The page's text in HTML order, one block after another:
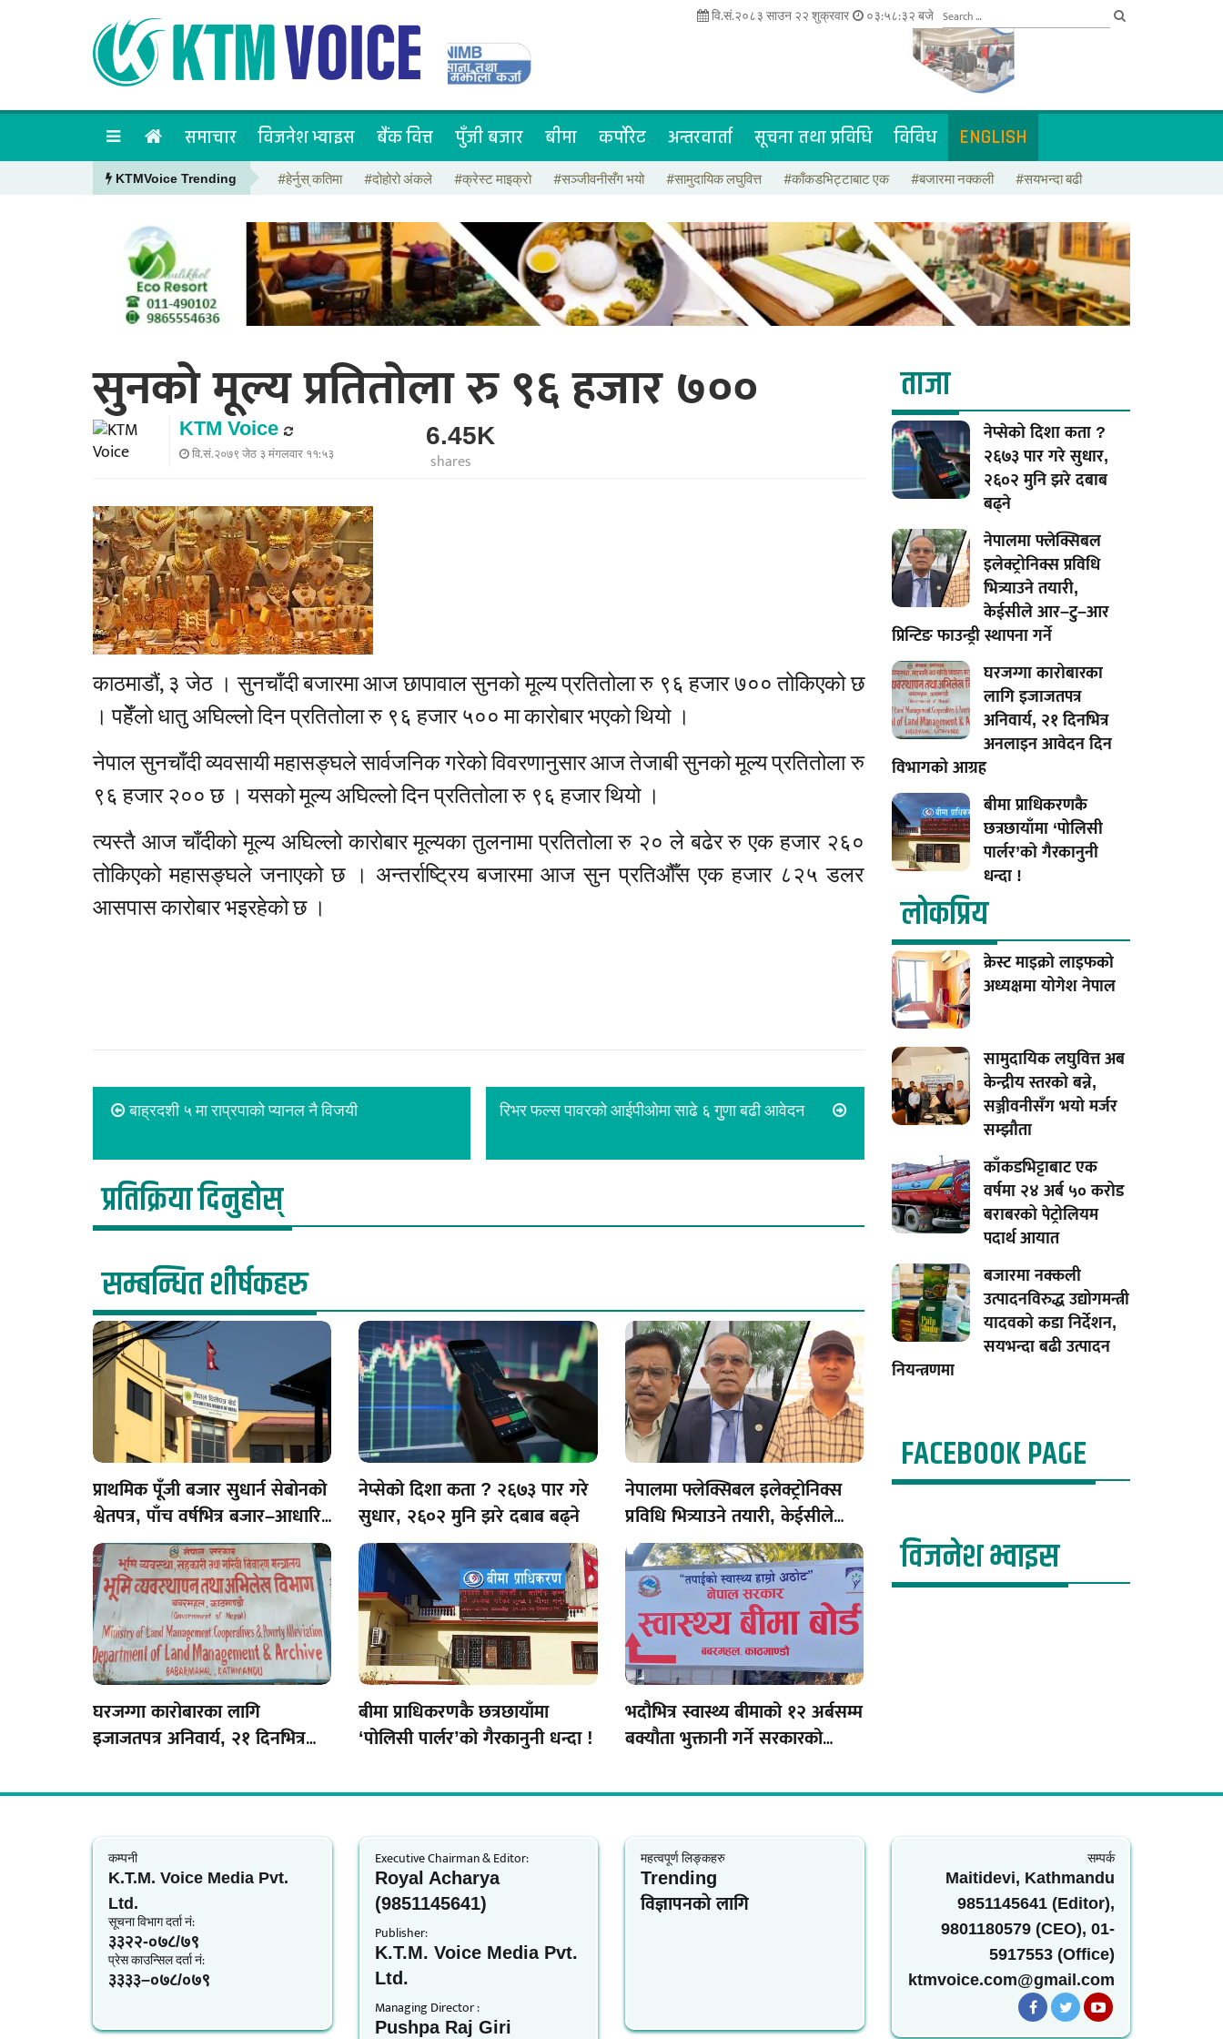
वि.सं.२०८३ साउन २२ शुक्रवार ०३:५८:३२ बजे
समाचार विजनेश भ्वाइस बैंक वित्त पुँजी बजार बीमा कर्पोरेट अन्तरवार्ता सूचना तथा प्रविधि विविध ENGLISH
KTMVoice Trending #हेर्नुस् कतिमा #दोहोरो अंकले #क्रेस्ट माइक्रो #सञ्जीवनीसँग भयो #सामुदायिक लघुवित्त #काँकडभिट्टाबाट एक #बजारमा नक्कली #सयभन्दा बढी
सुनको मूल्य प्रतितोला रु ९६ हजार ७००
KTM Voice
वि.सं.२०७९ जेठ ३ मंगलवार ११:५३
6.45K
shares
काठमाडौं, ३ जेठ । सुनचाँदी बजारमा आज छापावाल सुनको मूल्य प्रतितोला रु ९६ हजार ७०० तोकिएको छ
। पहेँलो धातु अघिल्लो दिन प्रतितोला रु ९६ हजार ५०० मा कारोबार भएको थियो ।
नेपाल सुनचाँदी व्यवसायी महासङ्घले सार्वजनिक गरेको विवरणानुसार आज तेजाबी सुनको मूल्य प्रतितोला रु
९६ हजार २०० छ । यसको मूल्य अघिल्लो दिन प्रतितोला रु ९६ हजार थियो ।
त्यस्तै आज चाँदीको मूल्य अघिल्लो कारोबार मूल्यका तुलनामा प्रतितोला रु २० ले बढेर रु एक हजार २६०
तोकिएको महासङ्घले जनाएको छ । अन्तर्राष्ट्रिय बजारमा आज सुन प्रतिऔँस एक हजार ८२५ डलर
आसपास कारोबार भइरहेको छ ।
बाह्रदशी ५ मा राप्रपाको प्यानल नै विजयी रिभर फल्स पावरको आईपीओमा साढे ६ गुुणा बढी आवेदन
प्रतिक्रिया दिनुहोस्
सम्बन्धित शीर्षकहरु
प्राथमिक पूँजी बजार सुधार्न सेबोनको
श्वेतपत्र, पाँच वर्षभित्र बजार–आधारित
मूल्य निर्धारणको लक्ष्य
नेप्सेको दिशा कता ? २६७३ पार गरे
सुधार, २६०२ मुनि झरे दबाब बढ्ने
नेपालमा फ्लेक्सिबल इलेक्ट्रोनिक्स
प्रविधि भित्र्याउने तयारी, केईसीले
आर–टु–आर प्रिन्टिङ फाउन्ड्री स्थापना
गर्ने
घरजग्गा कारोबारका लागि
इजाजतपत्र अनिवार्य, २१ दिनभित्र
आग्रह
बीमा प्राधिकरणकै छत्रछायाँमा
‘पोलिसी पार्लर’को गैरकानुनी धन्दा !
भदौभित्र स्वास्थ्य बीमाको १२ अर्बसम्म
बक्यौता भुक्तानी गर्ने सरकारको
ताजा
नेप्सेको दिशा कता ?
२६७३ पार गरे सुधार,
२६०२ मुनि झरे दबाब
बढ्ने
नेपालमा फ्लेक्सिबल
इलेक्ट्रोनिक्स प्रविधि
भित्र्याउने तयारी,
केईसीले आर–टु–आर
प्रिन्टिङ फाउन्ड्री स्थापना गर्ने
घरजग्गा कारोबारका
लागि इजाजतपत्र
अनिवार्य, २१ दिनभित्र
अनलाइन आवेदन दिन
विभागको आग्रह
बीमा प्राधिकरणकै
छत्रछायाँमा ‘पोलिसी
पार्लर’को गैरकानुनी
धन्दा !
लाेकप्रिय
क्रेस्ट माइक्रो लाइफको
अध्यक्षमा योगेश नेपाल
सामुदायिक लघुवित्त अब
केन्द्रीय स्तरको बन्ने,
सञ्जीवनीसँग भयो मर्जर
सम्झौता
काँकडभिट्टाबाट एक
वर्षमा २४ अर्ब ५० करोड
बराबरको पेट्रोलियम
पदार्थ आयात
बजारमा नक्कली
उत्पादनविरुद्ध उद्योगमन्त्री
यादवको कडा निर्देशन,
सयभन्दा बढी उत्पादन
नियन्त्रणमा
FACEBOOK PAGE
विजनेश भ्वाइस
कम्पनी
K.T.M. Voice Media Pvt.
Ltd.
सूचना विभाग दर्ता नं‍:
३३२२-०७८/७९
प्रेस काउन्सिल दर्ता नं‍:
३३३३–०७८/०७९
Executive Chairman & Editor:
Royal Acharya
(9851145641)
Publisher:
K.T.M. Voice Media Pvt.
Ltd.
Managing Director :
Pushpa Raj Giri
महत्वपूर्ण लिङ्कहरु
Trending
विज्ञापनकाे लागि
सम्पर्क
Maitidevi, Kathmandu
9851145641 (Editor),
9801180579 (CEO), 01-
5917553 (Office)
ktmvoice.com@gmail.com